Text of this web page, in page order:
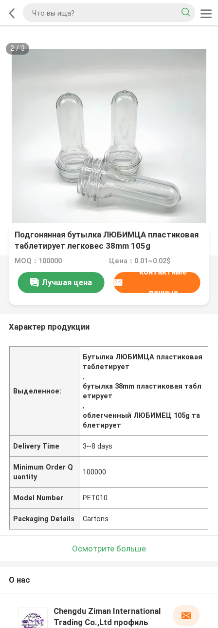
2/3
Подгонянная бутылка ЛЮБИМЦА пластиковая
таблетирует легковес 38mm 105g
MOQ：100000 Цена：0.01~0.02$
Лучшая цена
контактные
данные
Характер продукции
Выделенное:
Бутылка ЛЮБИМЦА пластиковая
таблетирует
,
бутылка 38mm пластиковая табл
етирует
,
облегченный ЛЮБИМЕЦ 105g та
блетирует
Delivery Time 3~8 days
Minimum Order Q
uantity
100000
Model Number PET010
Packaging Details Cartons
Осмотрите больше
О нас
Chengdu Ziman International
Trading Co.,Ltd профиль